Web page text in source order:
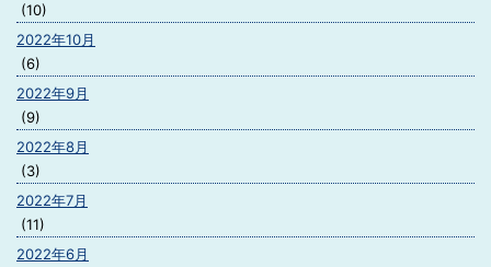
(10)
2022年10月
(6)
2022年9月
(9)
2022年8月
(3)
2022年7月
(11)
2022年6月